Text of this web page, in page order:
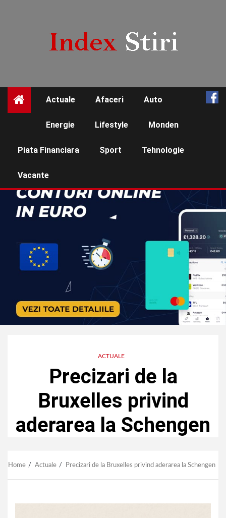
Actuale Afaceri Auto
Energie Lifestyle Monden
Piata Financiara Sport Tehnologie
Vacante
ACTUALE
Precizari de la
Bruxelles privind
aderarea la Schengen
Home Actuale Precizari de la Bruxelles privind aderarea la Schengen